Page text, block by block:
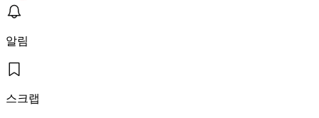
알림
스크랩